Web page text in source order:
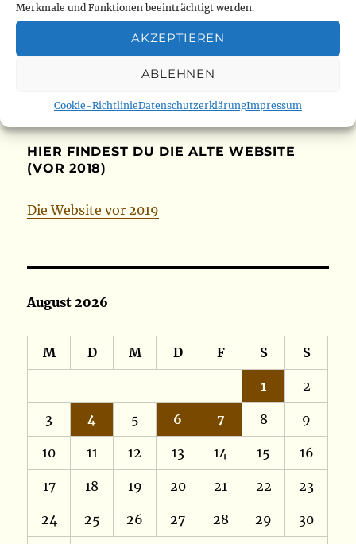
Merkmale und Funktionen beeinträchtigt werden.
AKZEPTIEREN
ABLEHNEN
Cookie-RichtlinieDatenschutzerklärungImpressum
WEITER
Beitrag:
HIER FINDEST DU DIE ALTE WEBSITE
(VOR 2018)
Die Website vor 2019
August 2026
M D M D F S S
1 2
3 4 5 6 7 8 9
10 11 12 13 14 15 16
17 18 19 20 21 22 23
24 25 26 27 28 29 30